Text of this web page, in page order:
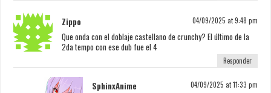
Zippo 04/09/2025 at 9:48 pm
Que onda con el doblaje castellano de crunchy? El último de la
2da tempo con ese dub fue el 4
Responder
SphinxAnime 04/09/2025 at 11:33 pm